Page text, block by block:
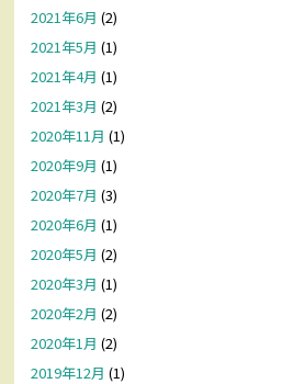
2021年6月 (2)
2021年5月 (1)
2021年4月 (1)
2021年3月 (2)
2020年11月 (1)
2020年9月 (1)
2020年7月 (3)
2020年6月 (1)
2020年5月 (2)
2020年3月 (1)
2020年2月 (2)
2020年1月 (2)
2019年12月 (1)